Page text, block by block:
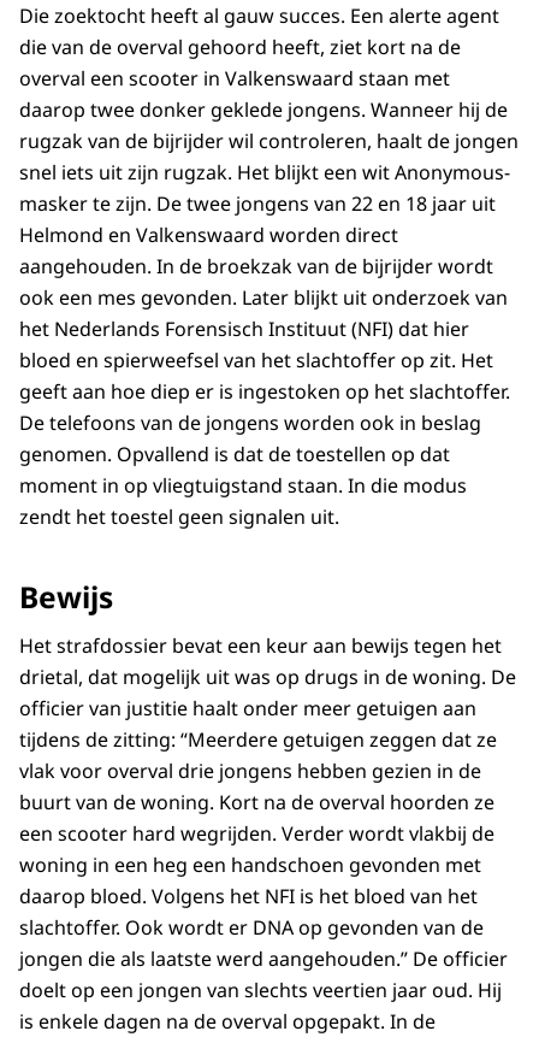
Die zoektocht heeft al gauw succes. Een alerte agent
die van de overval gehoord heeft, ziet kort na de
overval een scooter in Valkenswaard staan met
daarop twee donker geklede jongens. Wanneer hij de
rugzak van de bijrijder wil controleren, haalt de jongen
snel iets uit zijn rugzak. Het blijkt een wit Anonymous-
masker te zijn. De twee jongens van 22 en 18 jaar uit
Helmond en Valkenswaard worden direct
aangehouden. In de broekzak van de bijrijder wordt
ook een mes gevonden. Later blijkt uit onderzoek van
het Nederlands Forensisch Instituut (NFI) dat hier
bloed en spierweefsel van het slachtoffer op zit. Het
geeft aan hoe diep er is ingestoken op het slachtoffer.
De telefoons van de jongens worden ook in beslag
genomen. Opvallend is dat de toestellen op dat
moment in op vliegtuigstand staan. In die modus
zendt het toestel geen signalen uit.
Bewijs
Het strafdossier bevat een keur aan bewijs tegen het
drietal, dat mogelijk uit was op drugs in de woning. De
officier van justitie haalt onder meer getuigen aan
tijdens de zitting: “Meerdere getuigen zeggen dat ze
vlak voor overval drie jongens hebben gezien in de
buurt van de woning. Kort na de overval hoorden ze
een scooter hard wegrijden. Verder wordt vlakbij de
woning in een heg een handschoen gevonden met
daarop bloed. Volgens het NFI is het bloed van het
slachtoffer. Ook wordt er DNA op gevonden van de
jongen die als laatste werd aangehouden.” De officier
doelt op een jongen van slechts veertien jaar oud. Hij
is enkele dagen na de overval opgepakt. In de